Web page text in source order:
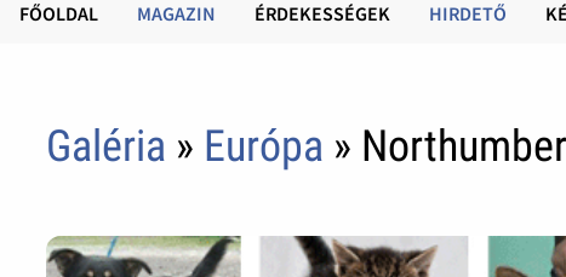
FŐOLDAL MAGAZIN ÉRDEKESSÉGEK HIRDETŐ
Galéria » Európa »